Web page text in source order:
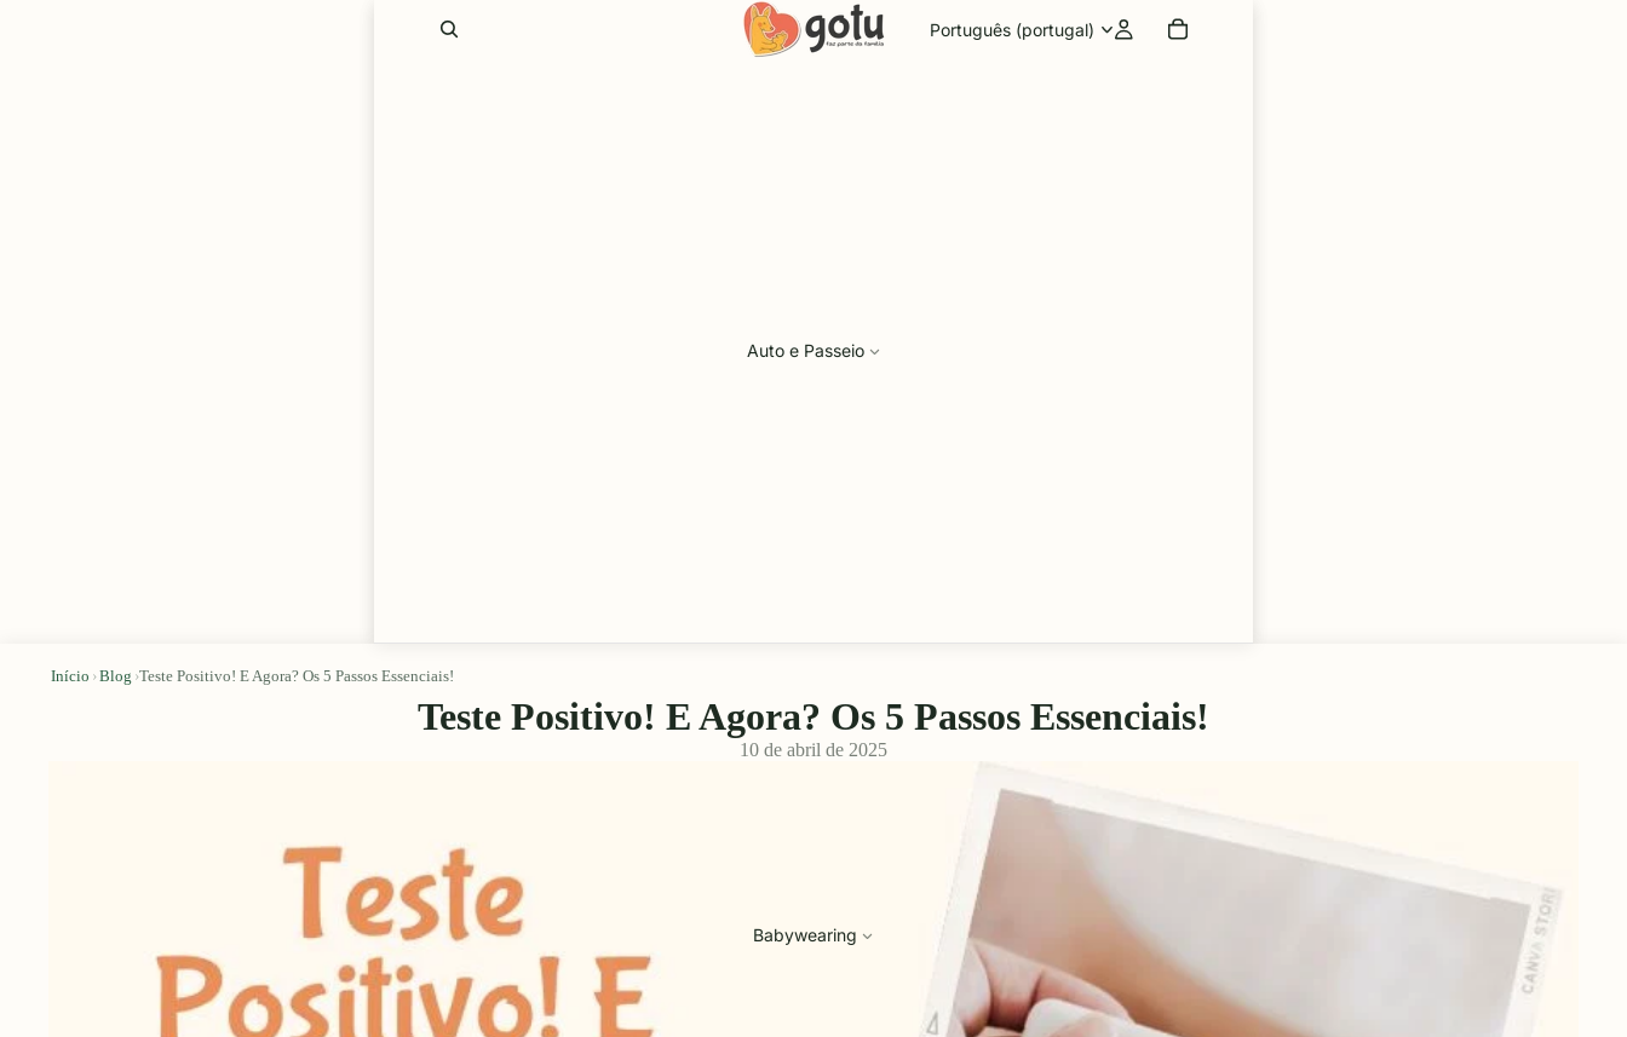
Idioma
Auto e Passeio
Babywearing
Início ›Blog ›Teste Positivo! E Agora? Os 5 Passos Essenciais!
Teste Positivo! E Agora? Os 5 Passos Essenciais!
10 de abril de 2025